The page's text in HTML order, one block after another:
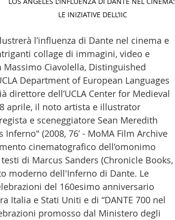
ESTERO 32 - MADE IN ITALY
LE INIZIATIVE DELL’IIC
l’influenza di Dante nel cinema e
collage di immagini, video e
Ciavolella, Distinguished
Department of European Languages
direttore dell’UCLA Center for Medieval
aprile, il noto artista e illustrator
e sceneggiatore Sean Meredith
(2008, 76’ - MoMA Film Archive
cinematografico dell’omonimo
di Marcus Sanders (Chronicle Books,
moderno dell'Inferno di Dante. Le
del 160esimo anniversario
Italia e Stati Uniti e di “DANTE 700 nel
promosso dal Ministero degli